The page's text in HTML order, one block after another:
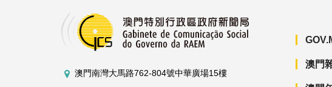
澳門南灣大馬路762-804號中華廣場15樓
澳門